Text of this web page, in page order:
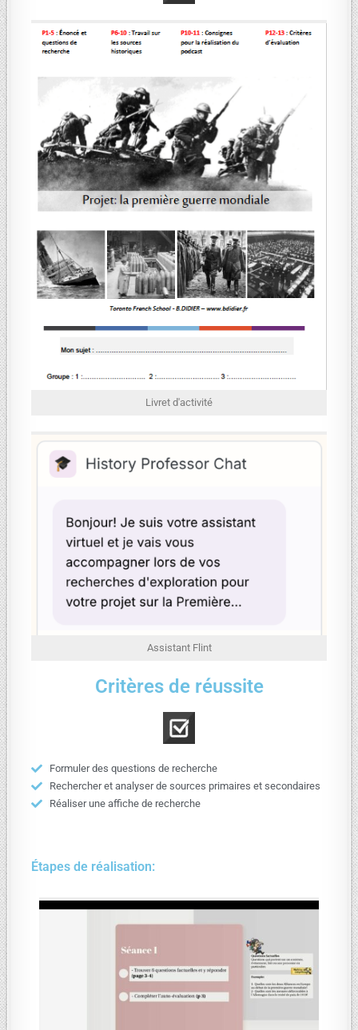
Livret d'activité
Assistant Flint
Critères de réussite
Formuler des questions de recherche
Rechercher et analyser de sources primaires et secondaires
Réaliser une affiche de recherche
Étapes de réalisation: